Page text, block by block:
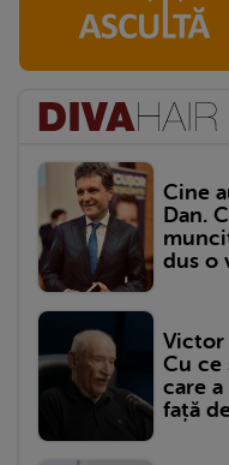
Cine
Dan.
dus o
Victor
Cu ce
care
față